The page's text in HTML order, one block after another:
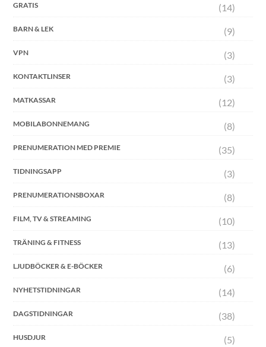
GRATIS (14)
BARN & LEK (9)
VPN (3)
KONTAKTLINSER (3)
MATKASSAR (12)
MOBILABONNEMANG (8)
PRENUMERATION MED PREMIE (35)
TIDNINGSAPP (3)
PRENUMERATIONSBOXAR (8)
FILM, TV & STREAMING (10)
TRÄNING & FITNESS (13)
LJUDBÖCKER & E-BÖCKER (6)
NYHETSTIDNINGAR (14)
DAGSTIDNINGAR (38)
HUSDJUR (5)